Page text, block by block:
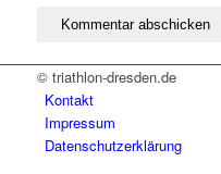
© triathlon-dresden.de
Kontakt
Impressum
Datenschutzerklärung